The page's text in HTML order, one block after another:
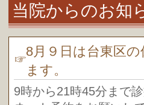
当院からのお知
8月９日は台東区
ます。
9時から21時45分まで